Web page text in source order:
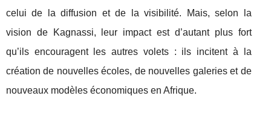
celui de la diffusion et de la visibilité. Mais, selon la
vision de Kagnassi, leur impact est d’autant plus fort
qu’ils encouragent les autres volets : ils incitent à la
création de nouvelles écoles, de nouvelles galeries et de
nouveaux modèles économiques en Afrique.